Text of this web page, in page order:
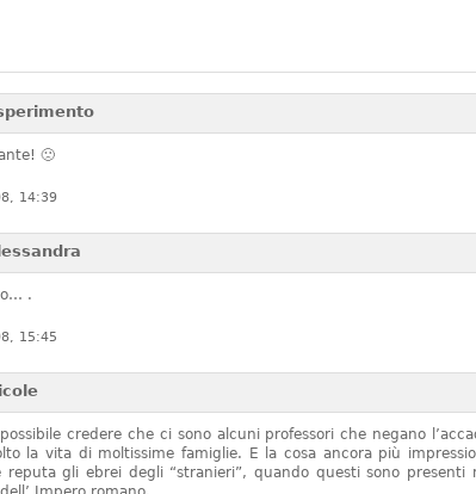
🙁
14:39
.
15:45
credere che ci sono alcuni professori che negano
la vita di moltissime famiglie. E la cosa ancora più
reputa gli ebrei degli “stranieri”, quando questi sono presenti